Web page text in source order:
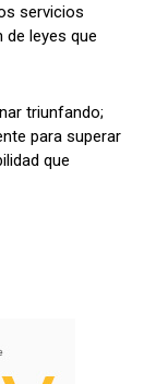
servicios
de leyes que
triunfando;
para superar
que